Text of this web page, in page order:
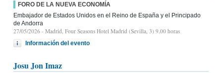
FORO DE LA NUEVA ECONOMÍA
Embajador de Estados Unidos en el Reino de España y el Principado
de Andorra
27/05/2026 - Madrid, Four Seasons Hotel Madrid (Sevilla, 3) 9.00 horas
Información del evento
Josu Jon Imaz